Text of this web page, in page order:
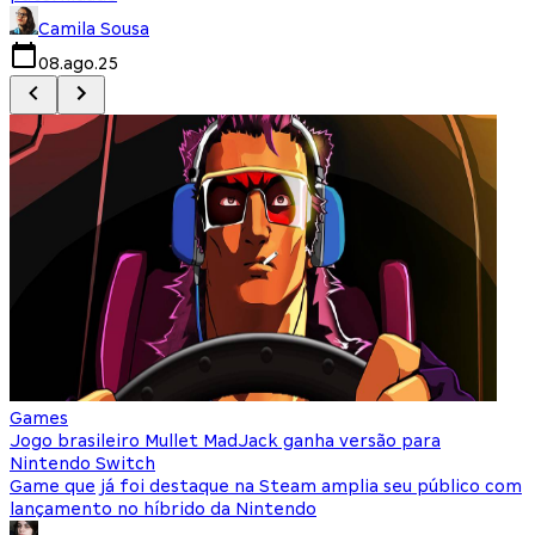
Camila Sousa
08.ago.25
Games
Jogo brasileiro Mullet MadJack ganha versão para
Nintendo Switch
Game que já foi destaque na Steam amplia seu público com
lançamento no híbrido da Nintendo